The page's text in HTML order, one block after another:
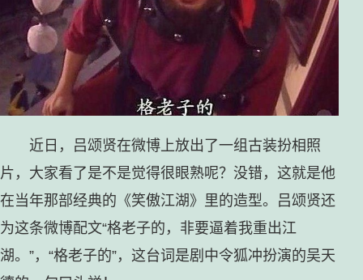
近日，吕颂贤在微博上放出了一组古装扮相照
片，大家看了是不是觉得很眼熟呢？没错，这就是他
在当年那部经典的《笑傲江湖》里的造型。吕颂贤还
为这条微博配文“格老子的，非要逼着我重出江
湖。”，“格老子的”，这台词是剧中令狐冲扮演的吴天